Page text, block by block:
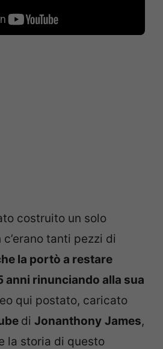
costruito un solo
tanti pezzi di
la portò a restare
anni rinunciando alla sua
qui postato, caricato
di Jonanthony James,
la storia di questo